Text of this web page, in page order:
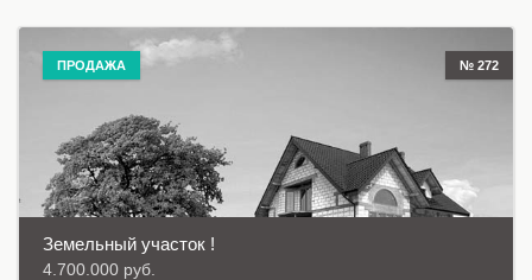
ПРОДАЖА № 272
Земельный участок !
4.700.000 руб.